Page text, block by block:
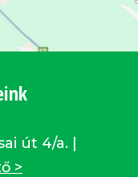
út 4/a. |
>